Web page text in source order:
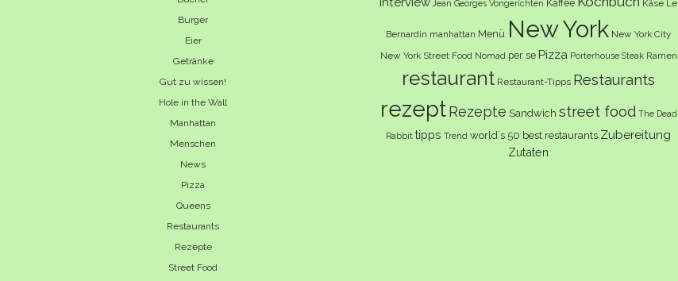
Burger
Eier
Getränke
Gut zu wissen!
Hole in the Wall
Manhattan
Menschen
News
Pizza
Queens
Restaurants
Rezepte
Street Food
Jean Georges Vongerichten Kaffee Käse Le
Bernardin manhattan Menü New York New York City
New York Street Food Nomad per se Pizza Porterhouse Steak Ramen
restaurant Restaurant-Tipps Restaurants
rezept Rezepte Sandwich street food The Dead
Rabbit tipps Trend world´s 50 best restaurants Zubereitung
Zutaten